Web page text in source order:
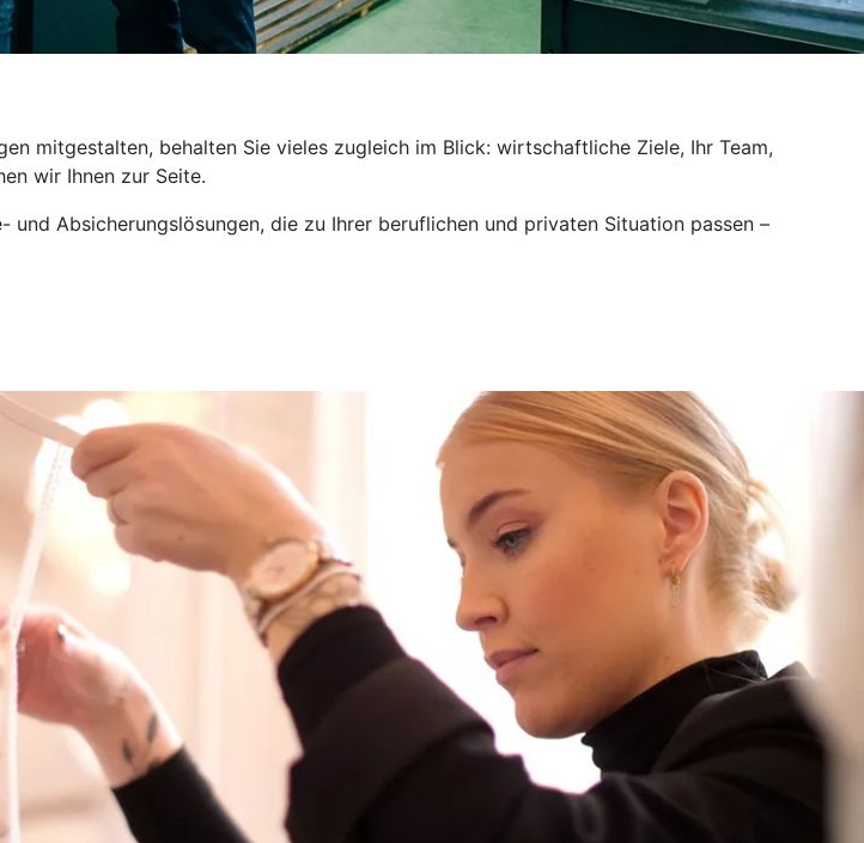
mitgestalten, behalten Sie vieles zugleich im Blick: wirtschaftliche Ziele, Ihr Team,
wir Ihnen zur Seite.
Absicherungslösungen, die zu Ihrer beruflichen und privaten Situation passen –